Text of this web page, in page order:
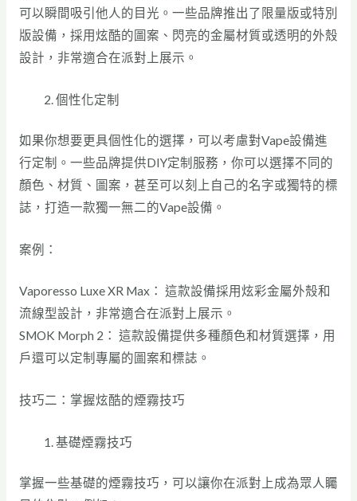
可以瞬間吸引他人的目光。一些品牌推出了限量版或特別
版設備，採用炫酷的圖案、閃亮的金屬材質或透明的外殼
設計，非常適合在派對上展示。
個性化定制
如果你想要更具個性化的選擇，可以考慮對Vape設備進
行定制。一些品牌提供DIY定制服務，你可以選擇不同的
顏色、材質、圖案，甚至可以刻上自己的名字或獨特的標
誌，打造一款獨一無二的Vape設備。
案例：
Vaporesso Luxe XR Max： 這款設備採用炫彩金屬外殼和
流線型設計，非常適合在派對上展示。
SMOK Morph 2： 這款設備提供多種顏色和材質選擇，用
戶還可以定制專屬的圖案和標誌。
技巧二：掌握炫酷的煙霧技巧
基礎煙霧技巧
掌握一些基礎的煙霧技巧，可以讓你在派對上成為眾人矚